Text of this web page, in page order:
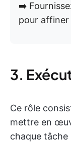
➡️
pour
3.
Ce rôle
mettre en
chaque